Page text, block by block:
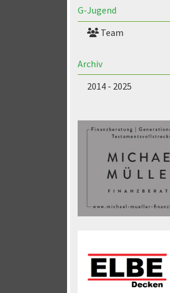
G-Jugend
Team
Archiv
2014 - 2025